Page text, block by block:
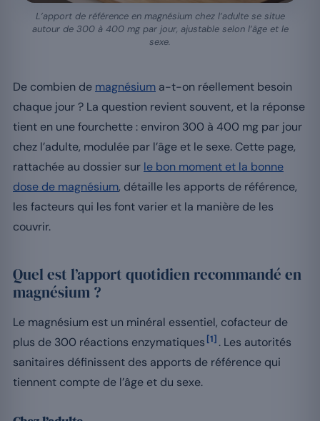
L’apport de référence en magnésium chez l’adulte se situe
autour de 300 à 400 mg par jour, ajustable selon l’âge et le
sexe.
De combien de magnésium a-t-on réellement besoin
chaque jour ? La question revient souvent, et la réponse
tient en une fourchette : environ 300 à 400 mg par jour
chez l’adulte, modulée par l’âge et le sexe. Cette page,
rattachée au dossier sur le bon moment et la bonne
dose de magnésium, détaille les apports de référence,
les facteurs qui les font varier et la manière de les
couvrir.
Quel est l’apport quotidien recommandé en
magnésium ?
Le magnésium est un minéral essentiel, cofacteur de
plus de 300 réactions enzymatiques [1] . Les autorités
sanitaires définissent des apports de référence qui
tiennent compte de l’âge et du sexe.